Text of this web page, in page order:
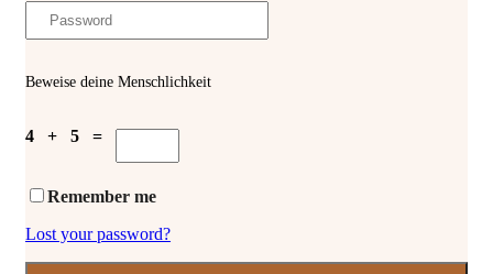
Beweise deine Menschlichkeit
4 + 5 =
Remember me
Lost your password?